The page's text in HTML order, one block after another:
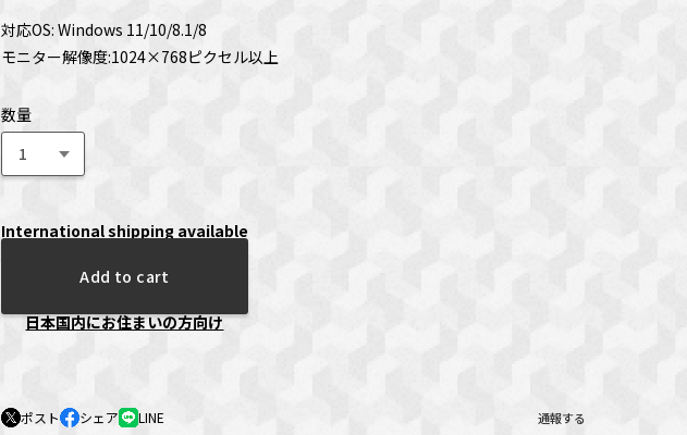
対応OS: Windows 11/10/8.1/8
モニター解像度:1024×768ピクセル以上
数量
International shipping available
Add to cart
日本国内にお住まいの方向け
ポスト シェア LINE 通報する